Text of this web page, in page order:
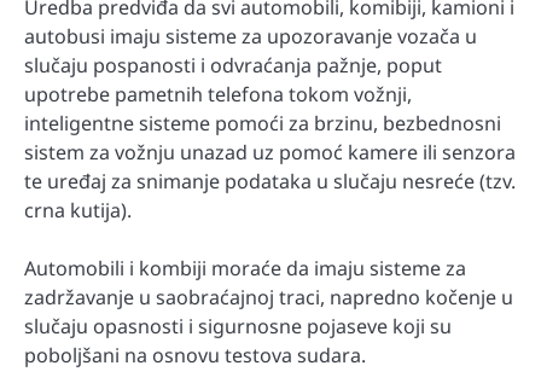
Uredba predviđa da svi automobili, komibiji, kamioni i
autobusi imaju sisteme za upozoravanje vozača u
slučaju pospanosti i odvraćanja pažnje, poput
upotrebe pametnih telefona tokom vožnji,
inteligentne sisteme pomoći za brzinu, bezbednosni
sistem za vožnju unazad uz pomoć kamere ili senzora
te uređaj za snimanje podataka u slučaju nesreće (tzv.
crna kutija).
Automobili i kombiji moraće da imaju sisteme za
zadržavanje u saobraćajnoj traci, napredno kočenje u
slučaju opasnosti i sigurnosne pojaseve koji su
poboljšani na osnovu testova sudara.